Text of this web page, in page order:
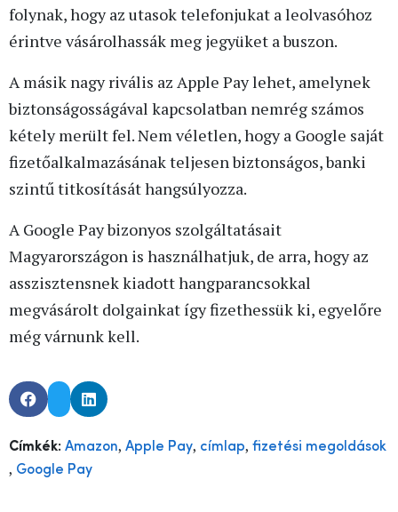
folynak, hogy az utasok telefonjukat a leolvasóhoz
érintve vásárolhassák meg jegyüket a buszon.
A másik nagy rivális az Apple Pay lehet, amelynek
biztonságosságával kapcsolatban nemrég számos
kétely merült fel. Nem véletlen, hogy a Google saját
fizetőalkalmazásának teljesen biztonságos, banki
szintű titkosítását hangsúlyozza.
A Google Pay bizonyos szolgáltatásait
Magyarországon is használhatjuk, de arra, hogy az
asszisztensnek kiadott hangparancsokkal
megvásárolt dolgainkat így fizethessük ki, egyelőre
még várnunk kell.
Címkék: Amazon, Apple Pay, címlap, fizetési megoldások
, Google Pay